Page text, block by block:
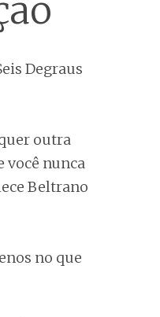
Degraus
outra
você nunca
Beltrano
no que